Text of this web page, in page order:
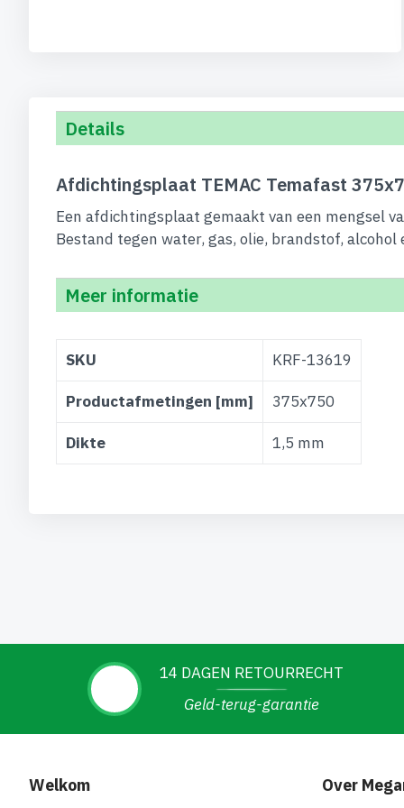
Details
Afdichtingsplaat TEMAC Temafast
Een afdichtingsplaat gemaakt van een mengsel
Bestand tegen water, gas, olie, brandstof, alcohol
Meer informatie
informatie
SKU KRF-13619
Productafmetingen [mm] 375x750
Dikte 1,5 mm
14 DAGEN RETOURRECHT
Geld-terug-garantie
Welkom Over